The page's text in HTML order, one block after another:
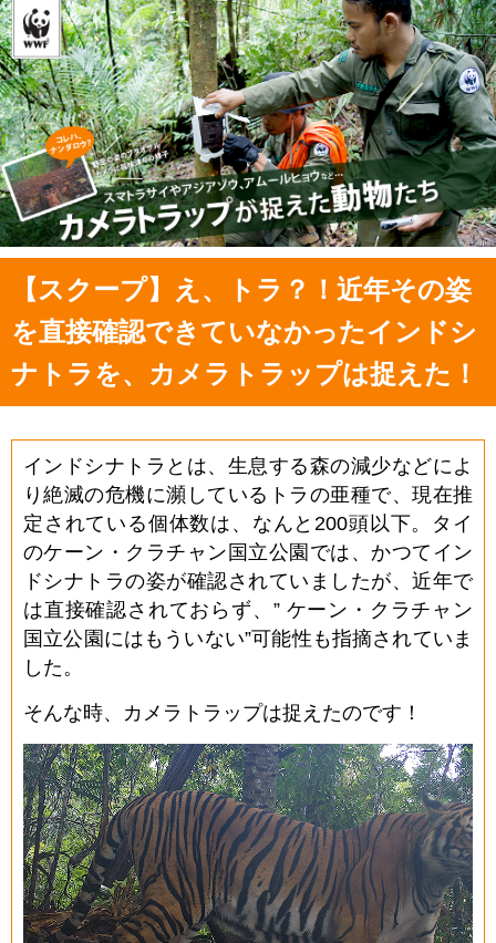
【スクープ】え、トラ？！近年その姿
を直接確認できていなかったインドシ
ナトラを、カメラトラップは捉えた！
インドシナトラとは、生息する森の減少などによ
り絶滅の危機に瀕しているトラの亜種で、現在推
定されている個体数は、なんと200頭以下。タイ
のケーン・クラチャン国立公園では、かつてイン
ドシナトラの姿が確認されていましたが、近年で
は直接確認されておらず、” ケーン・クラチャン
国立公園にはもういない”可能性も指摘されていま
した。
そんな時、カメラトラップは捉えたのです！